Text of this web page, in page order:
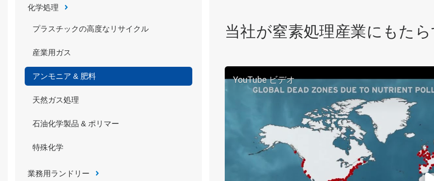
化学処理
プラスチックの高度なリサイクル
産業用ガス
アンモニア & 肥料
天然ガス処理
石油化学製品 & ポリマー
特殊化学
業務用ランドリー
当社が窒素処理産業にもた
YouTube ビデオ